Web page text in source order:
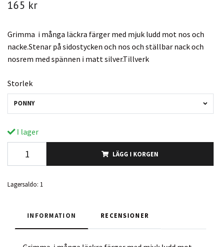
165 kr
Grimma i många läckra färger med mjuk ludd mot nos och
nacke.Stenar på sidostycken och nos och ställbar nack och
nosrem med spännen i matt silver.Tillverk
Storlek
PONNY
I lager
LÄGG I KORGEN
Lagersaldo: 1
INFORMATION RECENSIONER